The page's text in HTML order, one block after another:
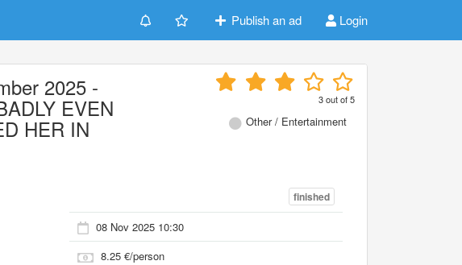
Publish an ad Login
2025 -
EVEN
HER IN
3out of5
Other / Entertainment
finished
08 Nov 2025 10:30
8.25 €/person